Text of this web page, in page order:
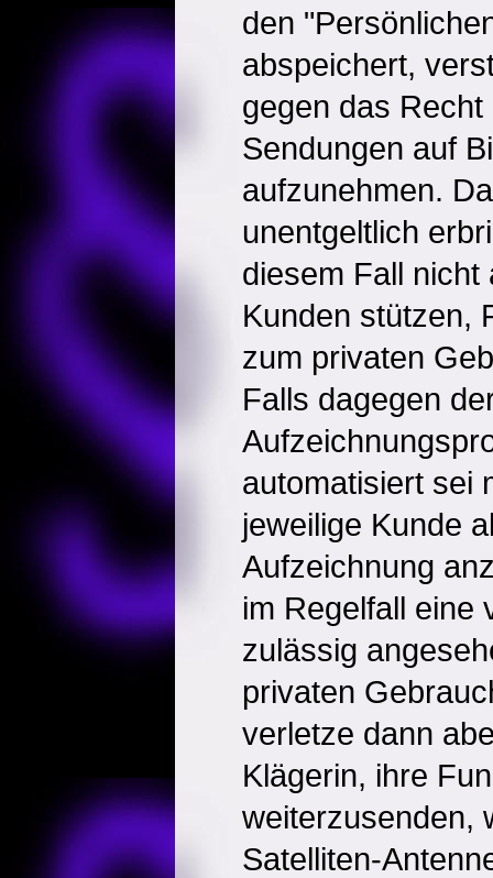
den
abspeichert,
gegen das
Sendungen auf
aufzunehmen.
unentgeltlich
diesem Fall
Kunden stützen,
zum privaten
Falls dagegen
automatisiert sei
jeweilige Kunde
Aufzeichnung
im Regelfall eine
zulässig
privaten
verletze dann
Klägerin, ihre
weiterzusenden,
Satelliten-